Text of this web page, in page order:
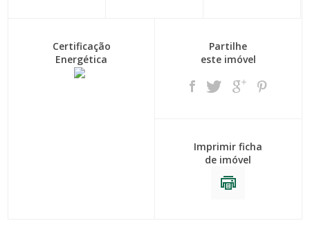
Certificação
Energética
Partilhe
este imóvel
Imprimir ficha
de imóvel